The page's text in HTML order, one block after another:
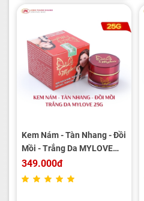
Kem Nám - Tàn Nhang - Đồi
Mồi - Trắng Da MYLOVE
25g
349.000đ